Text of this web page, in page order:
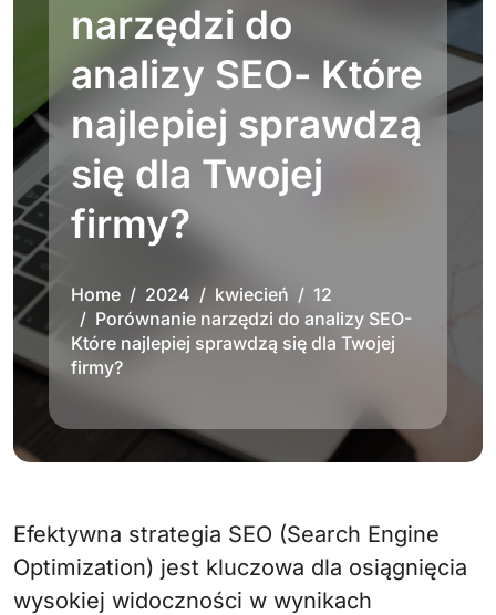
narzędzi do
analizy SEO- Które
najlepiej sprawdzą
się dla Twojej
firmy?
Home 2024 kwiecień
12
Porównanie narzędzi do analizy SEO-
Które najlepiej sprawdzą się dla Twojej
firmy?
Efektywna strategia SEO (Search Engine
Optimization) jest kluczowa dla osiągnięcia
wysokiej widoczności w wynikach